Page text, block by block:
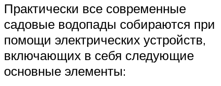
Практически все современные
садовые водопады собираются при
помощи электрических устройств,
включающих в себя следующие
основные элементы: